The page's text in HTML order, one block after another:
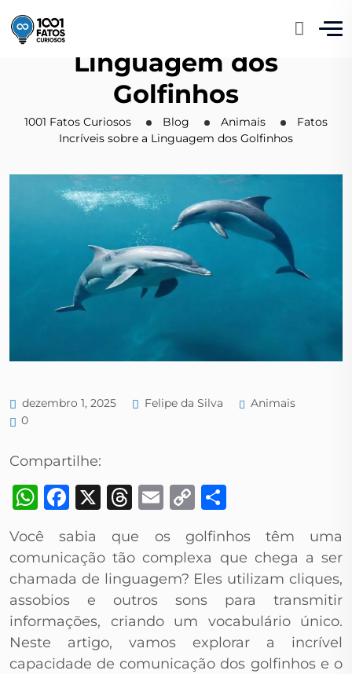
Fatos Incríveis sobre a
Linguagem dos
Golfinhos
1001 Fatos Curiosos Blog Animais
Fatos
Incríveis sobre a Linguagem dos Golfinhos
dezembro 1, 2025 Felipe da Silva
Animais
0
Compartilhe:
WhatsApp
Facebook
X Threads
Email
Copy
Link
Você sabia que os golfinhos têm uma
comunicação tão complexa que chega a ser
chamada de linguagem? Eles utilizam cliques,
assobios e outros sons para transmitir
informações, criando um vocabulário único.
Neste artigo, vamos explorar a incrível
capacidade de comunicação dos golfinhos e o